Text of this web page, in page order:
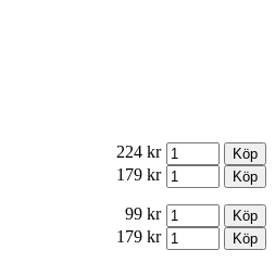
224 kr
179 kr
99 kr
179 kr